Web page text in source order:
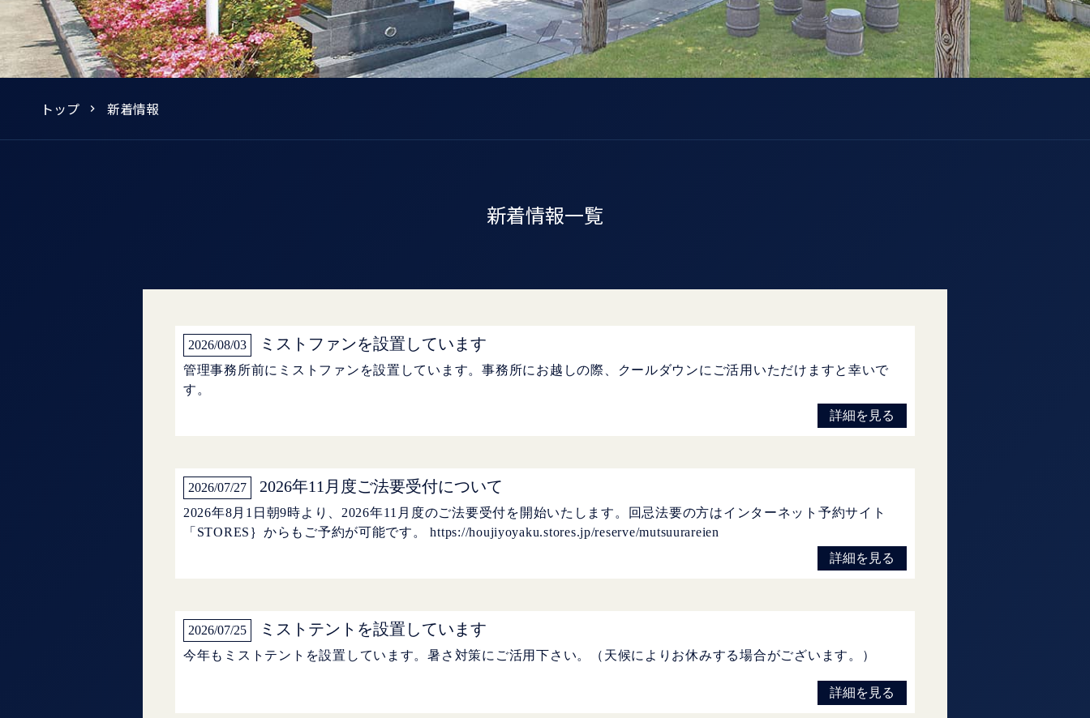
トップ 新着情報
新着情報一覧
2026/08/03 ミストファンを設置しています
管理事務所前にミストファンを設置しています。事務所にお越しの際、クールダウンにご活用いただけますと幸いで
す。
詳細を見る
2026/07/27 2026年11月度ご法要受付について
2026年8月1日朝9時より、2026年11月度のご法要受付を開始いたします。回忌法要の方はインターネット予約サイト
「STORES｝からもご予約が可能です。 https://houjiyoyaku.stores.jp/reserve/mutsuurareien
詳細を見る
2026/07/25 ミストテントを設置しています
今年もミストテントを設置しています。暑さ対策にご活用下さい。（天候によりお休みする場合がございます。）
詳細を見る